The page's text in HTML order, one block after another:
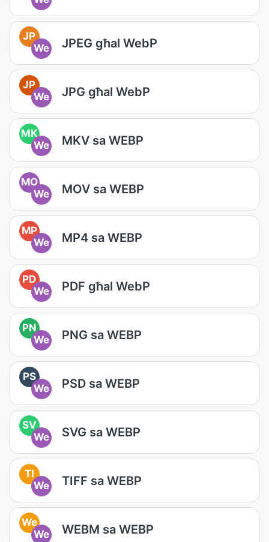
JP
We
JPEG għal WebP
JP
We
JPG għal WebP
MK
We
MKV sa WEBP
MO
We
MOV sa WEBP
MP
We
MP4 sa WEBP
PD
We
PDF għal WebP
PN
We
PNG sa WEBP
PS
We
PSD sa WEBP
SV
We
SVG sa WEBP
TI
We
TIFF sa WEBP
We
We
WEBM sa WEBP